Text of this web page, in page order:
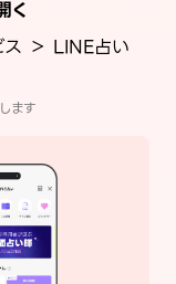
く
ス ＞ LINE占い
ます